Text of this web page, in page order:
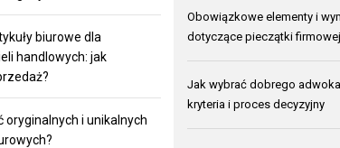
biurowe dla
handlowych: jak
oryginalnych i unikalnych
Obowiązkowe elementy i
dotyczące pieczątki firmowej
Jak wybrać dobrego
kryteria i proces decyzyjny